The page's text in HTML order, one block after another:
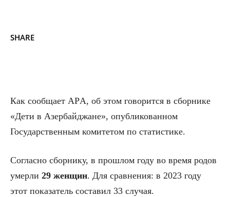
SHARE
Как сообщает AРA, об этом говорится в сборнике
«Дети в Азербайджане», опубликованном
Государственным комитетом по статистике.
Согласно сборнику, в прошлом году во время родов
умерли 29 женщин. Для сравнения: в 2023 году
этот показатель составил 33 случая.